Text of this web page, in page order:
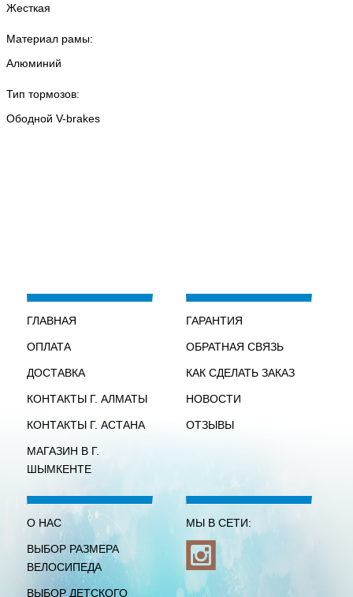
Жесткая
Материал рамы:
Алюминий
Тип тормозов:
Ободной V-brakes
ГЛАВНАЯ
ОПЛАТА
ДОСТАВКА
КОНТАКТЫ Г. АЛМАТЫ
КОНТАКТЫ Г. АСТАНА
МАГАЗИН В Г.
ШЫМКЕНТЕ
ГАРАНТИЯ
ОБРАТНАЯ СВЯЗЬ
КАК СДЕЛАТЬ ЗАКАЗ
НОВОСТИ
ОТЗЫВЫ
О НАС
ВЫБОР РАЗМЕРА
ВЕЛОСИПЕДА
ВЫБОР ДЕТСКОГО
МЫ В СЕТИ: